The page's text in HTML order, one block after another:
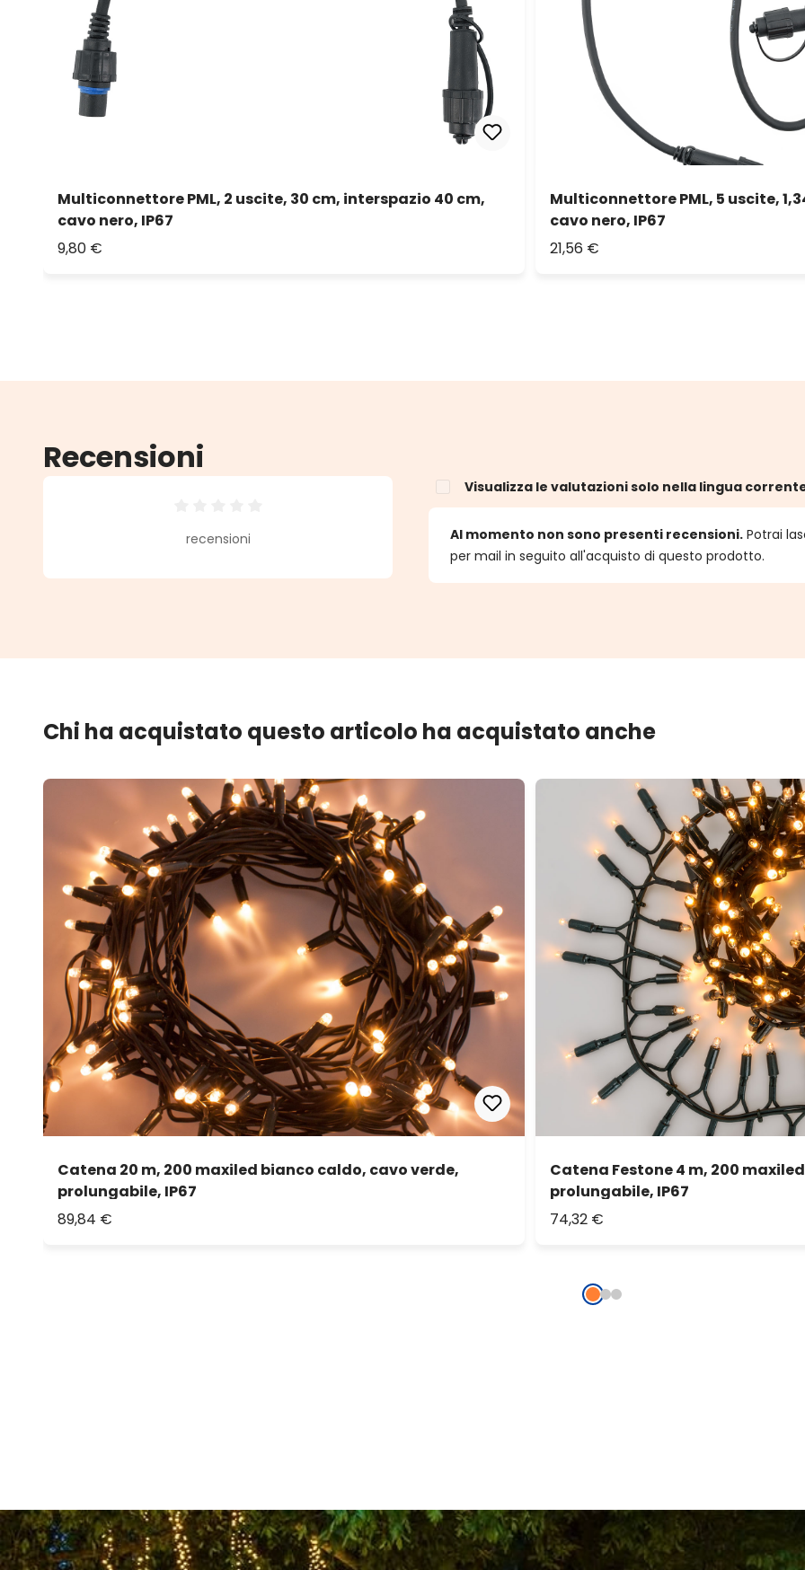
Multiconnettore PML, 2 uscite, 30 cm, interspazio 40 cm,
cavo nero, IP67
9,80 €
Multiconnettore PML, 5 uscite,
cavo nero, IP67
21,56 €
Recensioni
Valutazione media di 0 su 5 stelle
recensioni
Visualizza le valutazioni solo nella lingua
Al momento non sono presenti recensioni. Potrai
per mail in seguito all'acquisto di questo prodotto.
Chi ha acquistato questo articolo ha acquistato anche
Catena 20 m, 200 maxiled bianco caldo, cavo verde,
prolungabile, IP67
89,84 €
Catena Festone 4 m, 200
prolungabile, IP67
74,32 €